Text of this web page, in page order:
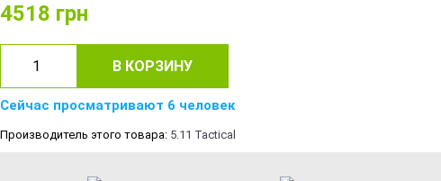
4518 грн
В КОРЗИНУ
Сейчас просматривают 6 человек
Производитель этого товара: 5.11 Tactical